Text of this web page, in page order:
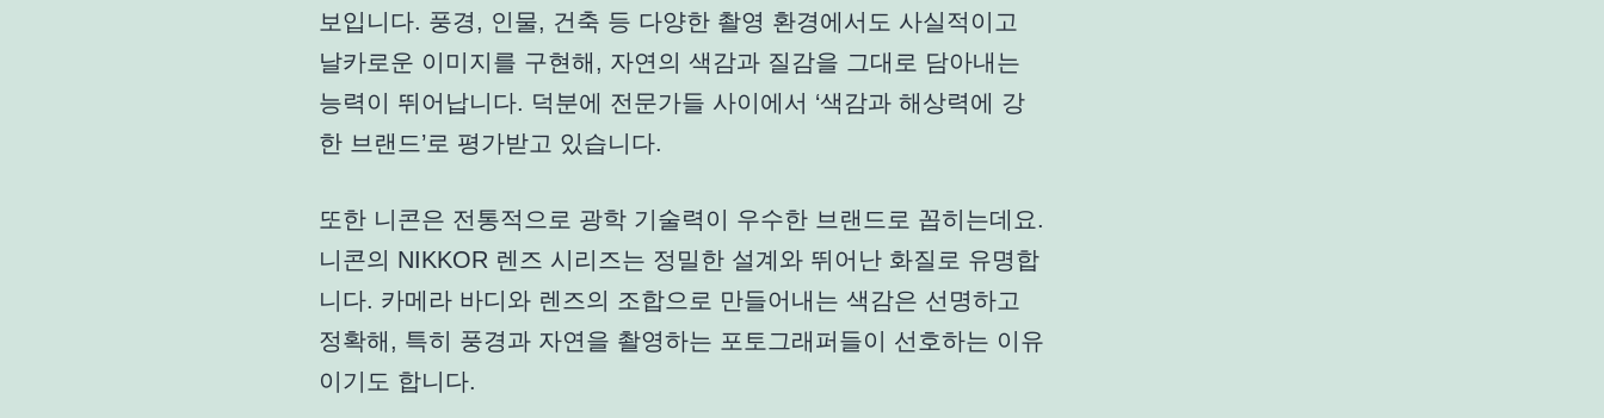
보입니다. 풍경, 인물, 건축 등 다양한 촬영 환경에서도 사실적이고
날카로운 이미지를 구현해, 자연의 색감과 질감을 그대로 담아내는
능력이 뛰어납니다. 덕분에 전문가들 사이에서 ‘색감과 해상력에 강
한 브랜드’로 평가받고 있습니다.
또한 니콘은 전통적으로 광학 기술력이 우수한 브랜드로 꼽히는데요.
니콘의 NIKKOR 렌즈 시리즈는 정밀한 설계와 뛰어난 화질로 유명합
니다. 카메라 바디와 렌즈의 조합으로 만들어내는 색감은 선명하고
정확해, 특히 풍경과 자연을 촬영하는 포토그래퍼들이 선호하는 이유
이기도 합니다.